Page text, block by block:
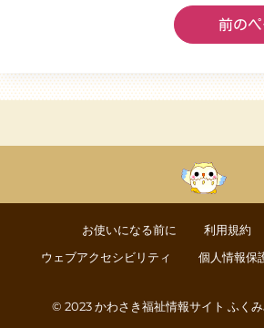
前の
お使いになる前に 利用規約
ウェブアクセシビリティ
個人情報保
© 2023 かわさき福祉情報サイト ふく